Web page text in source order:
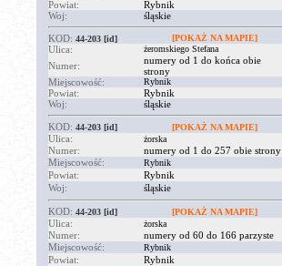
Powiat:
Rybnik
Woj:
śląskie
KOD: 44-203 [id] [POKAŻ NA MAPIE]
Ulica: żeromskiego Stefana
Numer:
numery od 1 do końca obie
strony
Miejscowość:
Rybnik
Powiat:
Rybnik
Woj:
śląskie
KOD: 44-203 [id] [POKAŻ NA MAPIE]
Ulica: żorska
Numer:
numery od 1 do 257 obie strony
Miejscowość:
Rybnik
Powiat:
Rybnik
Woj:
śląskie
KOD: 44-203 [id] [POKAŻ NA MAPIE]
Ulica: żorska
Numer:
numery od 60 do 166 parzyste
Miejscowość:
Rybnik
Powiat:
Rybnik